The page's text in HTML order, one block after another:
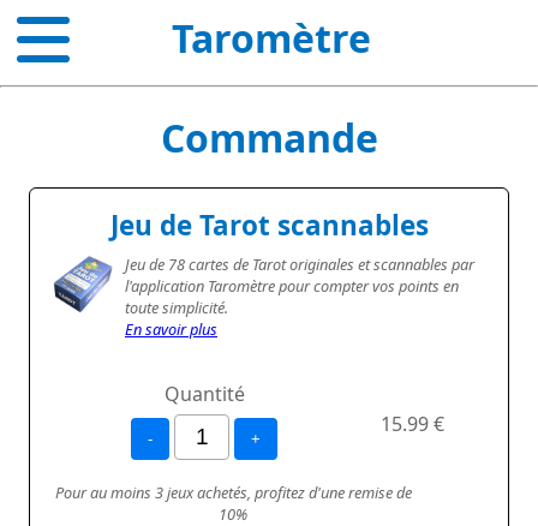
Taromètre
Commande
Jeu de Tarot scannables
Jeu de 78 cartes de Tarot originales et scannables par
l'application Taromètre pour compter vos points en
toute simplicité.
En savoir plus
Quantité
- +
15.99 €
Pour au moins 3 jeux achetés, profitez d'une remise de
10%